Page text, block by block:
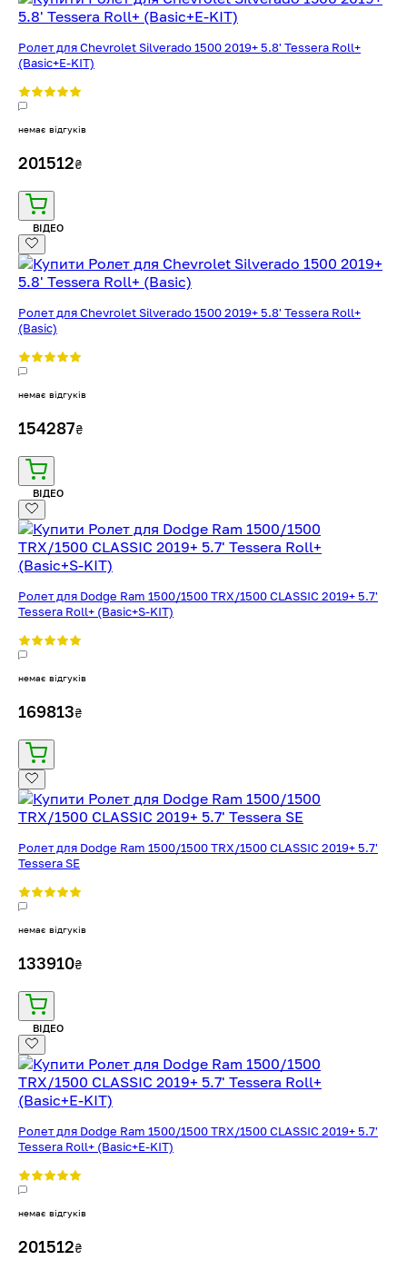
Ролет для Chevrolet Silverado 1500 2019+ 5.8' Tessera Roll+
(Basic+E-KIT)
немає відгуків
201512₴
ВІДЕО
Ролет для Chevrolet Silverado 1500 2019+ 5.8' Tessera Roll+
(Basic)
немає відгуків
154287₴
ВІДЕО
Ролет для Dodge Ram 1500/1500 TRX/1500 CLASSIC 2019+ 5.7'
Tessera Roll+ (Basic+S-KIT)
немає відгуків
169813₴
Ролет для Dodge Ram 1500/1500 TRX/1500 CLASSIC 2019+ 5.7'
Tessera SE
немає відгуків
133910₴
ВІДЕО
Ролет для Dodge Ram 1500/1500 TRX/1500 CLASSIC 2019+ 5.7'
Tessera Roll+ (Basic+E-KIT)
немає відгуків
201512₴